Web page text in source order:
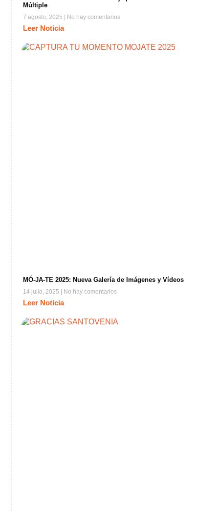
Múltiple
7 agosto, 2025 No hay comentarios
Leer Noticia
MÓ-JA-TE 2025: Nueva Galería de Imágenes y Vídeos
14 julio, 2025 No hay comentarios
Leer Noticia